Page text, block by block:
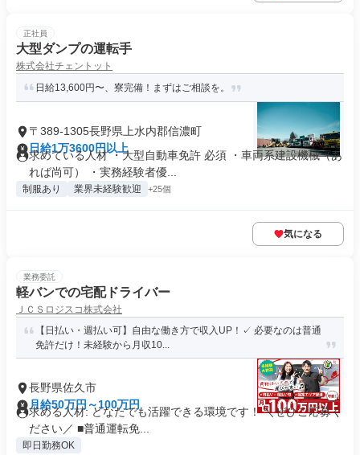
正社員
大型ダンプの運転手
株式会社チェントット
日給13,600円〜、寮完備！まずはご相談を。
〒389-1305長野県上水内郡信濃町
日給1万3600円以上
求めている人材 ・大型自動車免許 必須 ・車両系建設機械（あ
れば尚可） ・実務経験者優...
制服あり 業界未経験歓迎 +25個
気になる
業務委託
軽バンでの宅配ドライバー
ＪＣＳロジスコ株式会社
【日払い・週払い可】自由な働き方で収入UP！✓ 必要なのは普通
免許だけ！未経験から月収10...
長野県佐久市
月給50万円～100万円
求める人材: どなたでも活躍できる環境です！ ＼ぜひご応募く
ださい／ ■普通運転免...
即日勤務OK